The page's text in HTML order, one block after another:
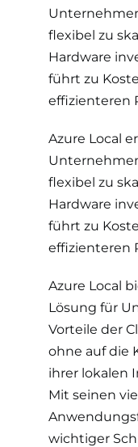
flexibel zu
Hardware
führt zu
effizienteren
Azure Local
flexibel zu
Hardware
führt zu
effizienteren
Azure Local
Lösung für
Vorteile der
ohne auf die
ihrer lokalen
Mit seinen
wichtiger